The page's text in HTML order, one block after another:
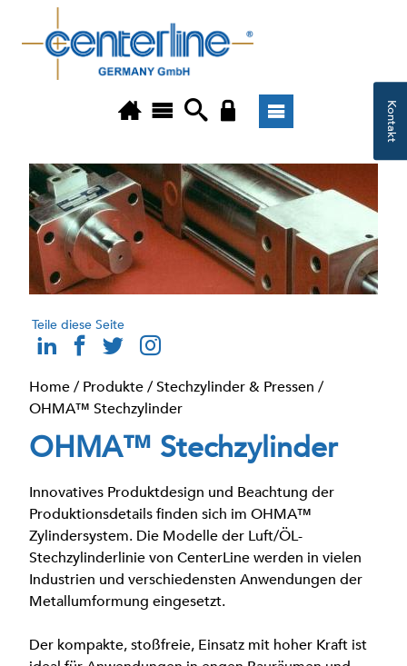
Kontakt
Home/ Produkte/Stechzylinder & Pressen /
OHMA™ Stechzylinder
OHMA™ Stechzylinder
Innovatives Produktdesign und Beachtung der
Produktionsdetails finden sich im OHMA™
Zylindersystem. Die Modelle der Luft/ÖL-
Stechzylinderlinie von CenterLine werden in vielen
Industrien und verschiedensten Anwendungen der
Metallumformung eingesetzt.
Der kompakte, stoßfreie, Einsatz mit hoher Kraft ist
Teile diese Seite